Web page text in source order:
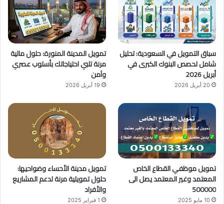
ك
T
u
b
e
ق
ر
ا
م
سباق التمويل في السعودية: تحليل
شامل لحصص البنوك الكبرى في
أبريل 2026
20 أبريل 2026
تمويل المدينة المنورة: حلول مالية
مرنة تلبي احتياجاتك بأسلوب عصري
وآمن
19 أبريل 2026
تمويل موظفي القطاع الخاص
المعتمد وغير المعتمد يصل الى
500000
10 مايو 2025
تمويل مدينة الأحساء وضواحيها:
حلول تمويلية مرنة لدعم المشاريع
والأفراد
1 فبراير 2025